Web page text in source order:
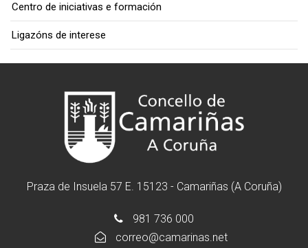
Centro de iniciativas e formación
Ligazóns de interese
Praza de Insuela 57 E. 15123 - Camariñas (A Coruña)
981 736 000
correo@camarinas.net